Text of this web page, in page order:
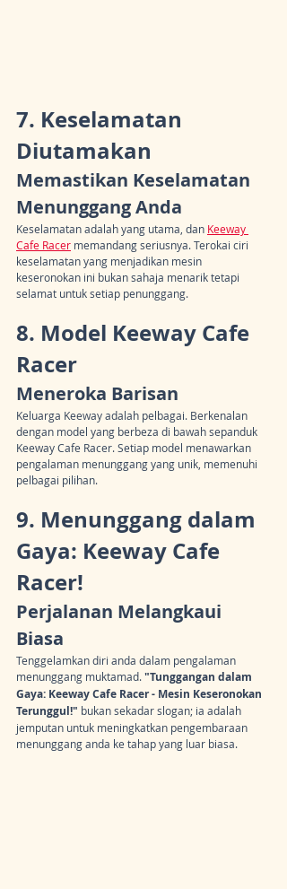
7. Keselamatan
Diutamakan
Memastikan Keselamatan
Menunggang Anda
Keselamatan adalah yang utama, dan Keeway
Cafe Racer memandang seriusnya. Terokai ciri
keselamatan yang menjadikan mesin
keseronokan ini bukan sahaja menarik tetapi
selamat untuk setiap penunggang.
8. Model Keeway Cafe
Racer
Meneroka Barisan
Keluarga Keeway adalah pelbagai. Berkenalan
dengan model yang berbeza di bawah sepanduk
Keeway Cafe Racer. Setiap model menawarkan
pengalaman menunggang yang unik, memenuhi
pelbagai pilihan.
9. Menunggang dalam
Gaya: Keeway Cafe
Racer!
Perjalanan Melangkaui
Biasa
Tenggelamkan diri anda dalam pengalaman
menunggang muktamad. "Tunggangan dalam
Gaya: Keeway Cafe Racer - Mesin Keseronokan
Terunggul!" bukan sekadar slogan; ia adalah
jemputan untuk meningkatkan pengembaraan
menunggang anda ke tahap yang luar biasa.